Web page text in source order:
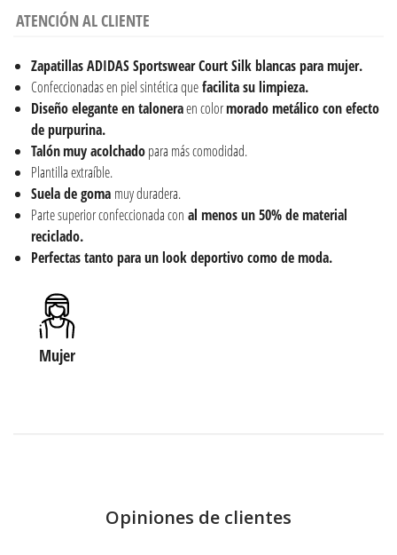
ATENCIÓN AL CLIENTE
Zapatillas ADIDAS Sportswear Court Silk blancas para mujer.
Confeccionadas en piel sintética quefacilita su limpieza.
Diseño elegante en taloneraen colormorado metálico con efecto
de purpurina.
Talónmuy acolchadopara más comodidad.
Plantilla extraíble.
Suela de goma muy duradera.
Parte superior confeccionada con al menos un 50% de material
reciclado.
Perfectas tanto para un look deportivo como de moda.
Mujer
Opiniones de clientes